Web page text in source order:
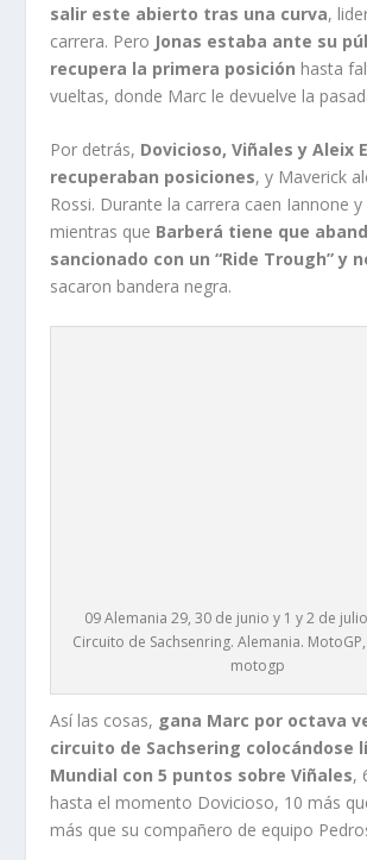
salir este abierto tras una curva,
carrera. Pero Jonas estaba ante su
recupera la primera posición hasta
vueltas, donde Marc le devuelve la
Por detrás, Dovicioso, Viñales y Aleix
recuperaban posiciones, y Maverick
Rossi. Durante la carrera caen Iannone
mientras que Barberá tiene que
sancionado con un “Ride Trough” y
sacaron bandera negra.
09 Alemania 29, 30 de junio y 1 y 2 de
Circuito de Sachsenring. Alemania.
motogp
Así las cosas, gana Marc por octava
circuito de Sachsering colocándose
Mundial con 5 puntos sobre Viñales,
hasta el momento Dovicioso, 10 más
más que su compañero de equipo